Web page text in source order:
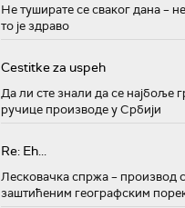
Не туширате се сваког дана –
то је здраво
Cestitke za uspeh
Да ли сте знали да се најбоље
ручице производе у Србији
Re: Eh...
Лесковачка спржа – производ
заштићеним географским